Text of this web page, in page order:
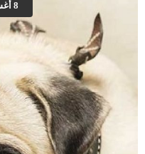
والضحك. قطتك في هذا الوقت تريد ان
الدال على السرور يكون غالبا
8 أغسطس 2023